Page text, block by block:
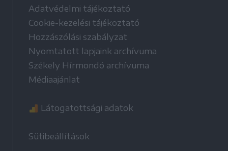
Adatvédelmi tájékoztató
Cookie-kezelési tájékoztató
Hozzászólási szabályzat
Nyomtatott lapjaink archívuma
Székely Hírmondó archívuma
Médiaajánlat
Látogatottsági adatok
Sütibeállítások